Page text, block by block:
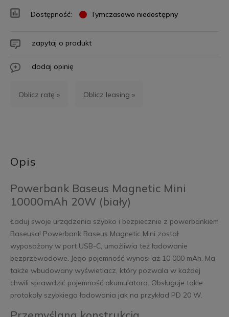
Dostępność: Tymczasowo niedostępny
zapytaj o produkt
dodaj opinię
Oblicz ratę » Oblicz leasing »
Opis
Powerbank Baseus Magnetic Mini
10000mAh 20W (biały)
Ładuj swoje urządzenia szybko i bezpiecznie z powerbankiem
Baseusa! Powerbank Baseus Magnetic Mini został
wyposażony w port USB-C, umożliwia też ładowanie
bezprzewodowe. Jego pojemność wynosi aż 10 000 mAh. Ma
także wbudowany wyświetlacz, który pozwala w każdej
chwili sprawdzić pojemność akumulatora. Obsługuje takie
protokoły szybkiego ładowania jak na przykład PD 20 W.